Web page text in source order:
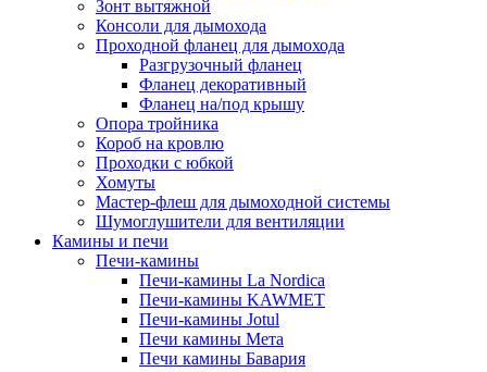
Зонт вытяжной
Консоли для дымохода
Проходной фланец для дымохода
Разгрузочный фланец
Фланец декоративный
Фланец на/под крышу
Опора тройника
Короб на кровлю
Проходки с юбкой
Хомуты
Мастер-флеш для дымоходной системы
Шумоглушители для вентиляции
Камины и печи
Печи-камины
Печи-камины La Nordica
Печи-камины KAWMET
Печи-камины Jotul
Печи камины Мета
Печи камины Бавария